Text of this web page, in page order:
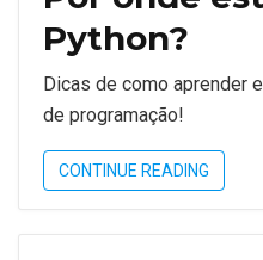
Python?
Dicas de como aprender
de programação!
CONTINUE READING